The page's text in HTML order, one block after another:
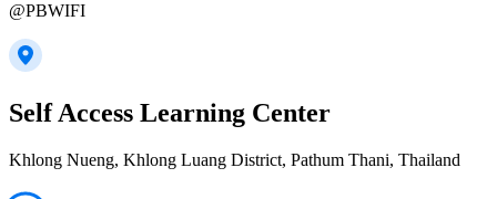
@PBWIFI
Self Access Learning Center
Khlong Nueng, Khlong Luang District, Pathum Thani, Thailand